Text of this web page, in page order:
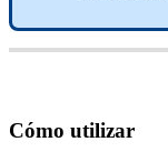
Cómo utilizar